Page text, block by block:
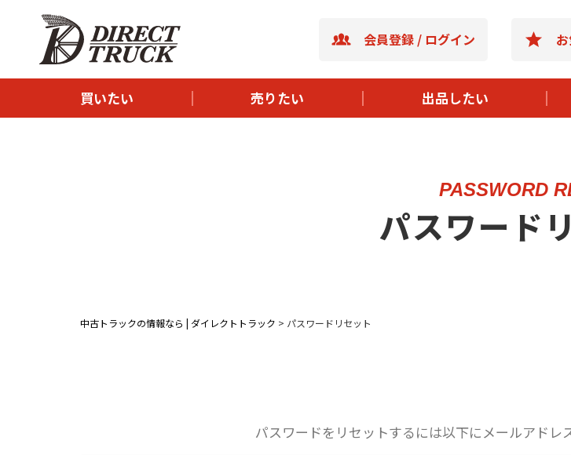
会員登録 / ログイン
買いたい
- ボディタイプから探す
- サイズから探す
売りたい 出品したい
PASSWORD
パスワード
中古トラックの情報なら | ダイレクトトラック > パスワードリセット
パスワードをリセットするには以下にメールアドレ